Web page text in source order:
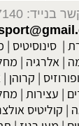
|מחלות
|מחלת
|קרוהן|
|מחלות
אולצרוזה|